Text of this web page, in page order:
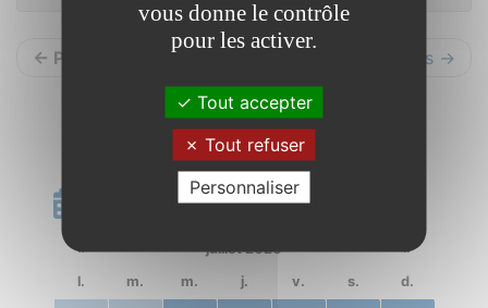
← Précédents Suivants →
Calendrier
« juillet 2020
»
l.
m. m. j. v. s. d.
vous donne le contrôle
pour les activer.
Tout accepter
Tout refuser
Personnaliser